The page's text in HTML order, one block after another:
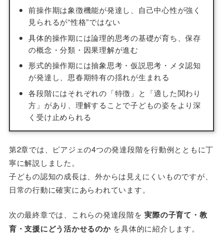
前操作期は象徴機能が発達し、自己中心性が強く
見られるが“性格”ではない
具体的操作期には論理的思考の基礎が育ち、保存
の概念・分類・因果理解が進む
形式的操作期には抽象思考・仮説思考・メタ認知
が発達し、思春期特有の揺れが生まれる
各段階にはそれぞれの「特徴」と「適した関わり
方」があり、理解することで子どもの姿をより深
く受け止められる
第2章では、ピアジェの4つの発達段階を行動例とともに丁
寧に解説しました。
子どもの認知の成長は、外からは見えにくいものですが、
日常の行動に確実にあらわれています。
次の最終章では、これらの発達段階を実際の子育て・教
育・支援にどう活かせるのかを具体的に紹介します。